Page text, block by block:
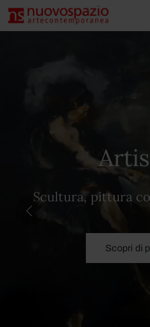
Scultura, pittura
Scopri di